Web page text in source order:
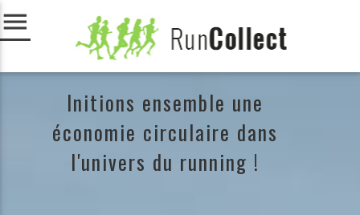
menu
Initions ensemble une
économie circulaire dans
l'univers du running !